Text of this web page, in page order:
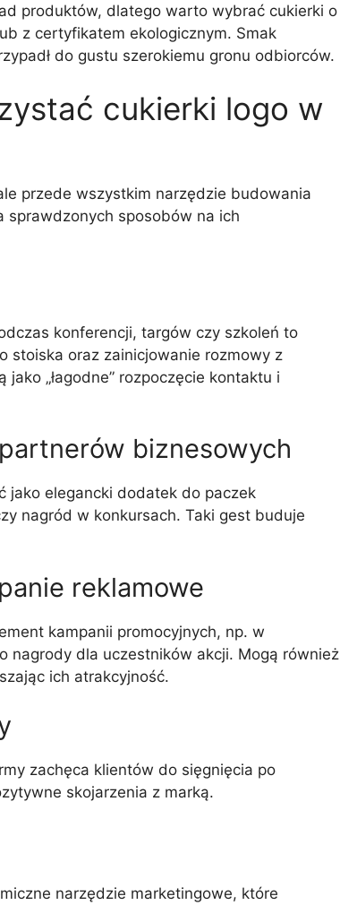
produktów, dlatego warto wybrać cukierki o
z certyfikatem ekologicznym. Smak
do gustu szerokiemu gronu odbiorców.
cukierki logo w
przede wszystkim narzędzie budowania
sprawdzonych sposobów na ich
konferencji, targów czy szkoleń to
stoiska oraz zainicjowanie rozmowy z
„łagodne” rozpoczęcie kontaktu i
biznesowych
jako elegancki dodatek do paczek
nagród w konkursach. Taki gest buduje
reklamowe
kampanii promocyjnych, np. w
nagrody dla uczestników akcji. Mogą również
ich atrakcyjność.
zachęca klientów do sięgnięcia po
skojarzenia z marką.
narzędzie marketingowe, które